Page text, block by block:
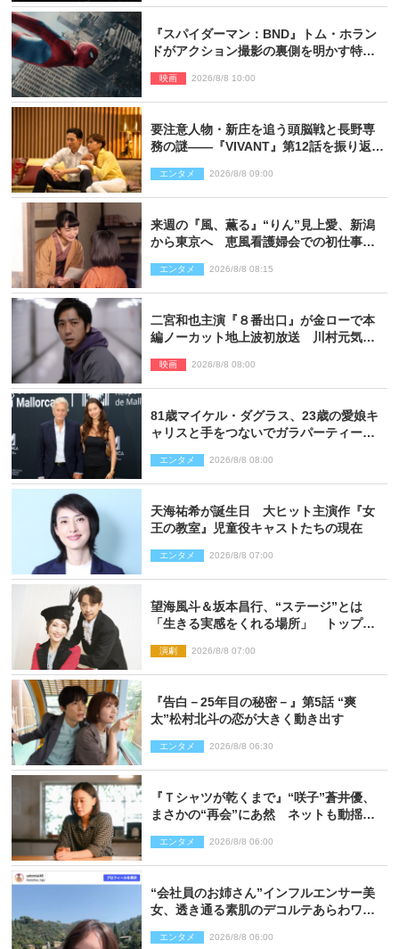
『スパイダーマン：BND』トム・ホラン
ドがアクション撮影の裏側を明かす特別
映画 2026/8/8 10:00
要注意人物・新庄を追う頭脳戦と長野専
務の謎――『VIVANT』第12話を振り返
エンタメ 2026/8/8 09:00
来週の『風、薫る』“りん”見上愛、新潟
から東京へ 恵風看護婦会での初仕事に
エンタメ 2026/8/8 08:15
二宮和也主演『８番出口』が金ローで本
編ノーカット地上波初放送 川村元気監
映画 2026/8/8 08:00
81歳マイケル・ダグラス、23歳の愛娘キ
ャリスと手をつないでガラパーティーに
エンタメ 2026/8/8 08:00
天海祐希が誕生日 大ヒット主演作『女
王の教室』児童役キャストたちの現在
エンタメ 2026/8/8 07:00
望海風斗＆坂本昌行、“ステージ”とは
「生きる実感をくれる場所」 トップを
演劇 2026/8/8 07:00
『告白－25年目の秘密－』第5話 “爽
太”松村北斗の恋が大きく動き出す
エンタメ 2026/8/8 06:30
『Ｔシャツが乾くまで』“咲子”蒼井優、
まさかの“再会”にあ然 ネットも動揺
レあり）
エンタメ 2026/8/8 06:00
“会社員のお姉さん”インフルエンサー美
女、透き通る素肌のデコルテあらわワン
エンタメ 2026/8/8 06:00